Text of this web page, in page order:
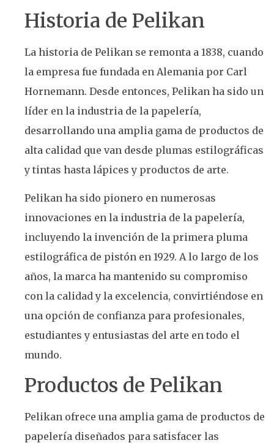
Historia de Pelikan
La historia de Pelikan se remonta a 1838, cuando
la empresa fue fundada en Alemania por Carl
Hornemann. Desde entonces, Pelikan ha sido un
líder en la industria de la papelería,
desarrollando una amplia gama de productos de
alta calidad que van desde plumas estilográficas
y tintas hasta lápices y productos de arte.
Pelikan ha sido pionero en numerosas
innovaciones en la industria de la papelería,
incluyendo la invención de la primera pluma
estilográfica de pistón en 1929. A lo largo de los
años, la marca ha mantenido su compromiso
con la calidad y la excelencia, convirtiéndose en
una opción de confianza para profesionales,
estudiantes y entusiastas del arte en todo el
mundo.
Productos de Pelikan
Pelikan ofrece una amplia gama de productos de
papelería diseñados para satisfacer las